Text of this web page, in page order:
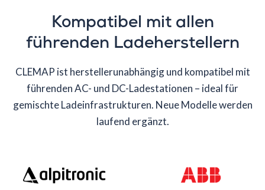
Kompatibel mit allen
führenden Ladeherstellern
CLEMAP ist herstellerunabhängig und kompatibel mit
führenden AC- und DC-Ladestationen – ideal für
gemischte Ladeinfrastrukturen. Neue Modelle werden
laufend ergänzt.